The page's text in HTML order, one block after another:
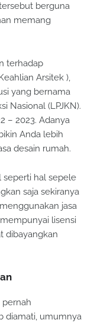
berguna
memang
terhadap
Arsitek ),
yang bernama
Nasional (LPJKN).
– 2023. Adanya
Anda lebih
desain rumah.
seperti hal sepele
saja sekiranya
jasa
lisensi
dibayangkan
pernah
diamati, umumnya